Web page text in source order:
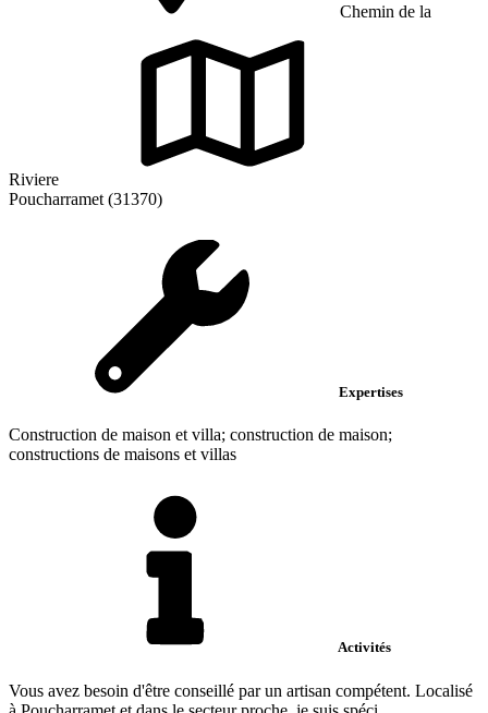
Chemin de la
Riviere
Poucharramet (31370)
Expertises
Construction de maison et villa; construction de maison;
constructions de maisons et villas
Activités
Vous avez besoin d'être conseillé par un artisan compétent. Localisé